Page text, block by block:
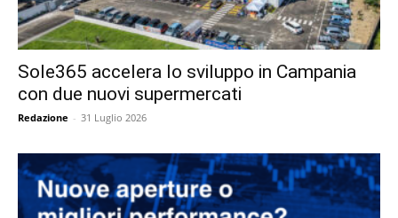
Sole365 accelera lo sviluppo in Campania
con due nuovi supermercati
Redazione - 31 Luglio 2026